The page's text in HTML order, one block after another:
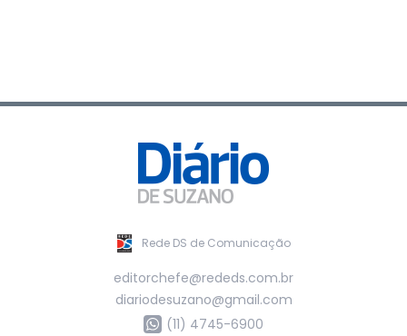
Rede DS de Comunicação
editorchefe@rededs.com.br
diariodesuzano@gmail.com
(11) 4745-6900